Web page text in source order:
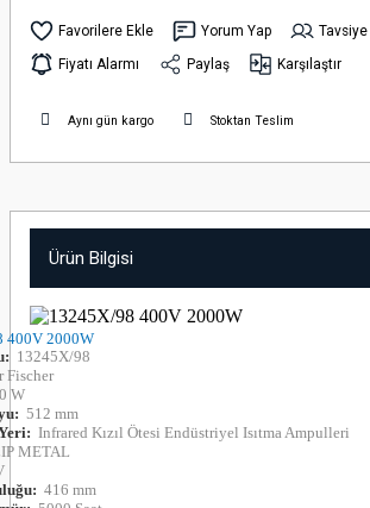
Yorum Yap
Tavsiye
Fiyatı Alarmı
Paylaş Karşılaştır
Aynı gün kargo Stoktan Teslim
Ürün Bilgisi
400V 2000W
13245X/98
W
512 mm
Infrared Kızıl Ötesi Endüstriyel Isıtma Ampulleri
METAL
416 mm